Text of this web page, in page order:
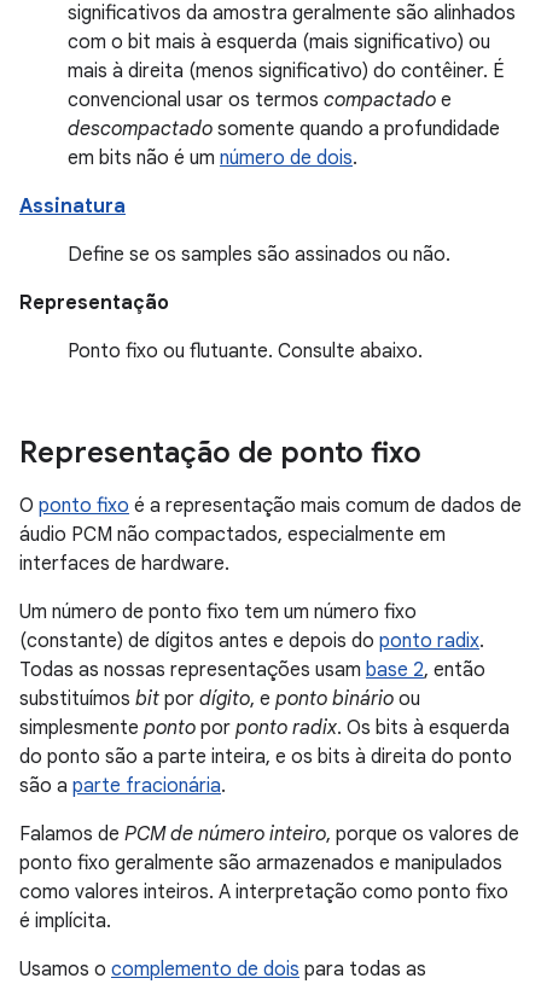
significativos da amostra geralmente são alinhados
com o bit mais à esquerda (mais significativo) ou
mais à direita (menos significativo) do contêiner. É
convencional usar os termos compactado e
descompactado somente quando a profundidade
em bits não é um número de dois.
Assinatura
Define se os samples são assinados ou não.
Representação
Ponto fixo ou flutuante. Consulte abaixo.
Representação de ponto fixo
O ponto fixo é a representação mais comum de dados de
áudio PCM não compactados, especialmente em
interfaces de hardware.
Um número de ponto fixo tem um número fixo
(constante) de dígitos antes e depois do ponto radix.
Todas as nossas representações usam base 2, então
substituímos bit por dígito, e ponto binário ou
simplesmente ponto por ponto radix. Os bits à esquerda
do ponto são a parte inteira, e os bits à direita do ponto
são a parte fracionária.
Falamos de PCM de número inteiro, porque os valores de
ponto fixo geralmente são armazenados e manipulados
como valores inteiros. A interpretação como ponto fixo
é implícita.
Usamos o complemento de dois para todas as